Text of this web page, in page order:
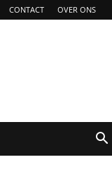
CONTACT OVER ONS